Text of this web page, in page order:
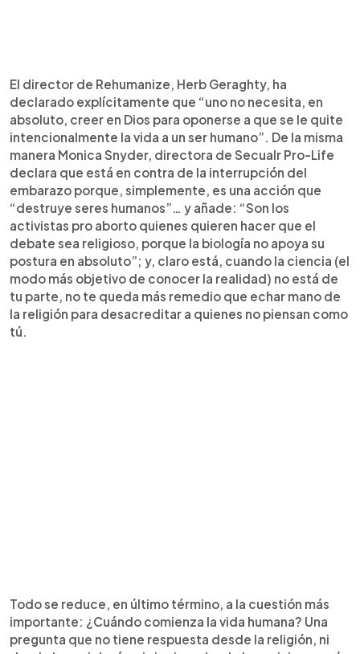
El director de Rehumanize, Herb Geraghty, ha
declarado explícitamente que “uno no necesita, en
absoluto, creer en Dios para oponerse a que se le quite
intencionalmente la vida a un ser humano”. De la misma
manera Monica Snyder, directora de Secualr Pro-Life
declara que está en contra de la interrupción del
embarazo porque, simplemente, es una acción que
“destruye seres humanos”… y añade: “Son los
activistas pro aborto quienes quieren hacer que el
debate sea religioso, porque la biología no apoya su
postura en absoluto”; y, claro está, cuando la ciencia (el
modo más objetivo de conocer la realidad) no está de
tu parte, no te queda más remedio que echar mano de
la religión para desacreditar a quienes no piensan como
tú.
Todo se reduce, en último término, a la cuestión más
importante: ¿Cuándo comienza la vida humana? Una
pregunta que no tiene respuesta desde la religión, ni